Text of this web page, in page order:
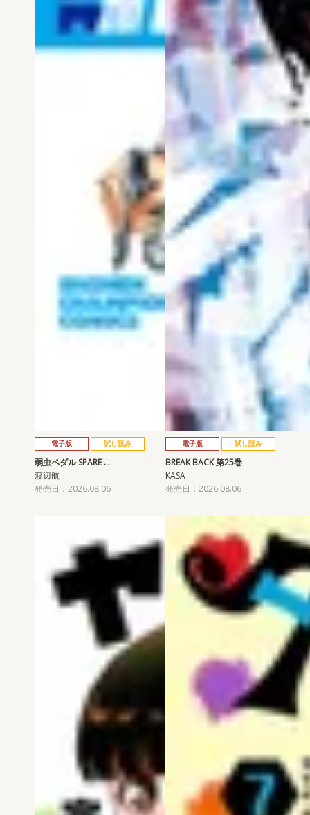
電子版 試し読み
弱虫ペダル SPARE …
渡辺航
発売日：2026.08.06
電子版 試し読み
BREAK BACK 第25巻
KASA
発売日：2026.08.06